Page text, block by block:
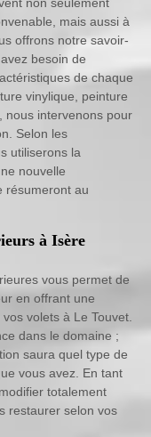
mais aussi à
offrons notre savoir-
besoin de
de chaque
vinylique, peinture
nous intervenons pour
Selon les
utiliserons la
nouvelle
résumeront au
à Isère
vous permet de
en offrant une
volets à Le Touvet.
dans le domaine ;
saura quel type de
vous avez. En tant
totalement
restaurer selon vos